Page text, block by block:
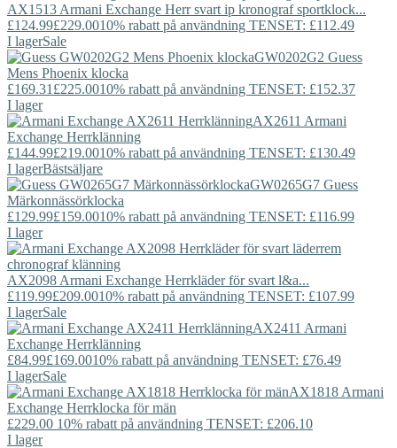
AX1513 Armani Exchange Herr svart ip kronograf sportklock...
£124.99£229.0010% rabatt på användning TENSET: £112.49
I lagerSale
GW0202G2 Guess
Mens Phoenix klocka
£169.31 £225.0010% rabatt på användning TENSET: £152.37
I lager
AX2611 Armani
Exchange Herrklänning
£144.99£219.0010% rabatt på användning TENSET: £130.49
I lagerBästsäljare
GW0265G7 Guess
Märkonnässörklocka
£129.99£159.0010% rabatt på användning TENSET: £116.99
I lager
AX2098 Armani Exchange Herrkläder för svart l&a...
£119.99£209.0010% rabatt på användning TENSET: £107.99
I lagerSale
AX2411 Armani
Exchange Herrklänning
£84.99£169.0010% rabatt på användning TENSET: £76.49
I lagerSale
AX1818 Armani
Exchange Herrklocka för män
£229.00 10% rabatt på användning TENSET: £206.10
I lager